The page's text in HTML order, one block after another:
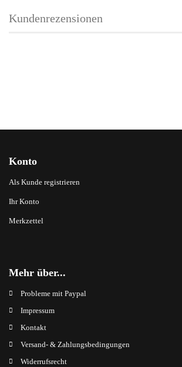
Kundenrezensionen
Konto
Als Kunde registrieren
Ihr Konto
Merkzettel
Mehr über...
Probleme mit Paypal
Impressum
Kontakt
Versand- & Zahlungsbedingungen
Widerrufsrecht